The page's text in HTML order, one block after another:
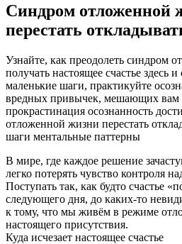
Синдром отложенной
перестать
Узнайте, как преодолеть синдром
получать настоящее счастье здесь
маленькие шаги, практикуйте
вредных привычек, мешающих
прокрастинация осознанность
отложенной жизни перестать
шаги ментальные паттерны
В мире, где каждое решение
легко потерять чувство контроля
Поступать так, как будто счастье
следующего дня, до каких‑то
к тому, что мы живём в режиме
настоящего присутствия.
Куда исчезает настоящее счастье